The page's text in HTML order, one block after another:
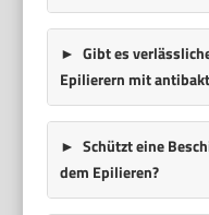
Gibt es
Epilierern mit
Schützt eine
dem Epilieren?